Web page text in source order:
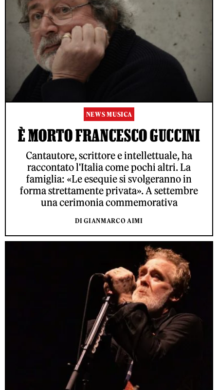
NEWS MUSICA
È MORTO FRANCESCO GUCCINI
Cantautore, scrittore e intellettuale, ha
raccontato l'Italia come pochi altri. La
famiglia: «Le esequie si svolgeranno in
forma strettamente privata». A settembre
una cerimonia commemorativa
DI GIANMARCO AIMI